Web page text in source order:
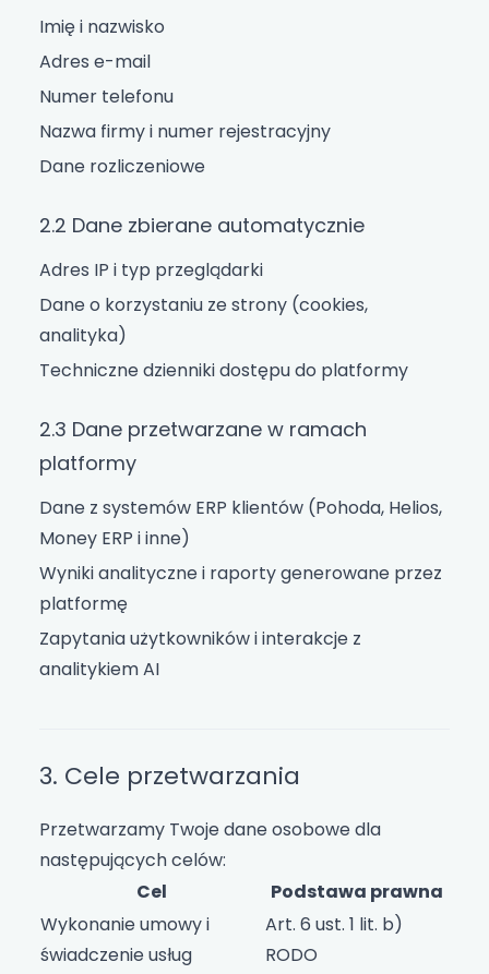
Imię i nazwisko
Adres e-mail
Numer telefonu
Nazwa firmy i numer rejestracyjny
Dane rozliczeniowe
2.2 Dane zbierane automatycznie
Adres IP i typ przeglądarki
Dane o korzystaniu ze strony (cookies,
analityka)
Techniczne dzienniki dostępu do platformy
2.3 Dane przetwarzane w ramach
platformy
Dane z systemów ERP klientów (Pohoda, Helios,
Money ERP i inne)
Wyniki analityczne i raporty generowane przez
platformę
Zapytania użytkowników i interakcje z
analitykiem AI
3. Cele przetwarzania
Przetwarzamy Twoje dane osobowe dla
następujących celów:
Cel
Podstawa prawna
Wykonanie umowy i
świadczenie usług
Art. 6 ust. 1 lit. b)
RODO